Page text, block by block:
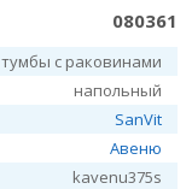
080361
тумбы с раковинами
напольный
SanVit
Авеню
kavenu375s